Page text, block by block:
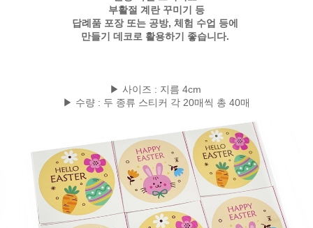
부활절 계란 꾸미기 등
답례품 포장 또는 공방, 체험 수업 등에
만들기 데코로 활용하기 좋습니다.
▶ 사이즈 : 지름 4cm
▶ 수량 : 두 종류 스티커 각 20매씩 총 40매